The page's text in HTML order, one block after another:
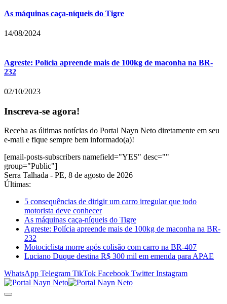
As máquinas caça-níqueis do Tigre
14/08/2024
Agreste: Polícia apreende mais de 100kg de maconha na BR-
232
02/10/2023
Inscreva-se agora!
Receba as últimas notícias do Portal Nayn Neto diretamente em seu
e-mail e fique sempre bem informado(a)!
[email-posts-subscribers namefield="YES" desc=""
group="Public"]
Serra Talhada - PE, 8 de agosto de 2026
Últimas:
5 consequências de dirigir um carro irregular que todo
motorista deve conhecer
As máquinas caça-níqueis do Tigre
Agreste: Polícia apreende mais de 100kg de maconha na BR-
232
Motociclista morre após colisão com carro na BR-407
Luciano Duque destina R$ 300 mil em emenda para APAE
WhatsApp Telegram TikTok Facebook Twitter Instagram